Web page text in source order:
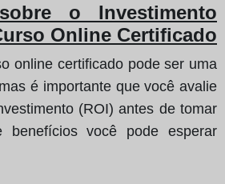
o Investimento
Online Certificado
online certificado pode ser uma
é importante que você avalie
(ROI) antes de tomar
benefícios você pode esperar